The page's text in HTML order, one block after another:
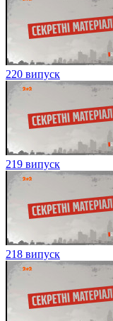
220 випуск
219 випуск
218 випуск